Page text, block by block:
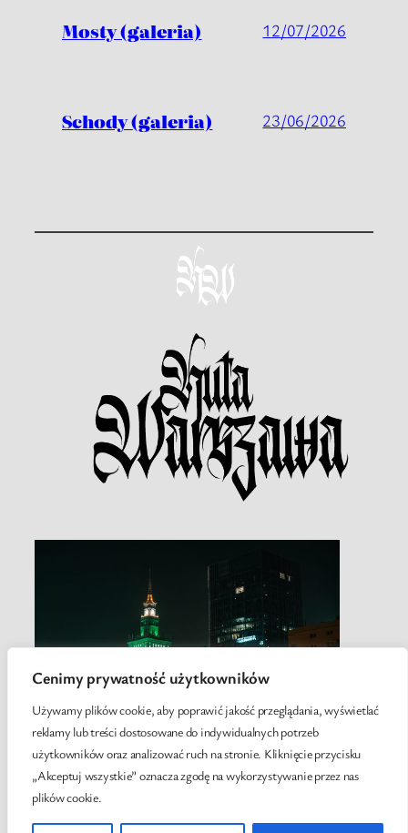
Cenimy prywatność użytkowników
Używamy plików cookie, aby poprawić jakość przeglądania, wyświetlać
reklamy lub treści dostosowane do indywidualnych potrzeb
użytkowników oraz analizować ruch na stronie. Kliknięcie przycisku
„Akceptuj wszystkie” oznacza zgodę na wykorzystywanie przez nas
plików cookie.
Mosty (galeria) 12/07/2026
Schody (galeria) 23/06/2026
Twenty Twenty-Five Designed withWordPress